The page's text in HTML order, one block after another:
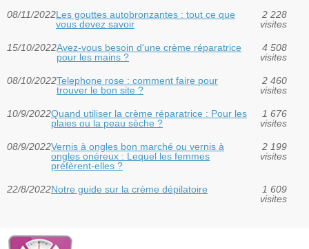
08/11/2022Les gouttes autobronzantes : tout ce que
vous devez savoir
2 228
visites
15/10/2022Avez-vous besoin d'une crème réparatrice
pour les mains ?
4 508
visites
08/10/2022Telephone rose : comment faire pour
trouver le bon site ?
2 460
visites
10/9/2022Quand utiliser la crème réparatrice : Pour les
plaies ou la peau sèche ?
1 676
visites
08/9/2022Vernis à ongles bon marché ou vernis à
ongles onéreux : Lequel les femmes
préfèrent-elles ?
2 199
visites
22/8/2022Notre guide sur la crème dépilatoire
1 609
visites